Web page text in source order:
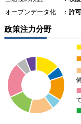
オープンデータ化
： 許
政策注力分野
て